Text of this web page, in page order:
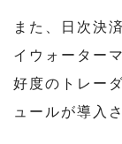
また、日次決
イウォーター
好度のトレー
ュールが導入